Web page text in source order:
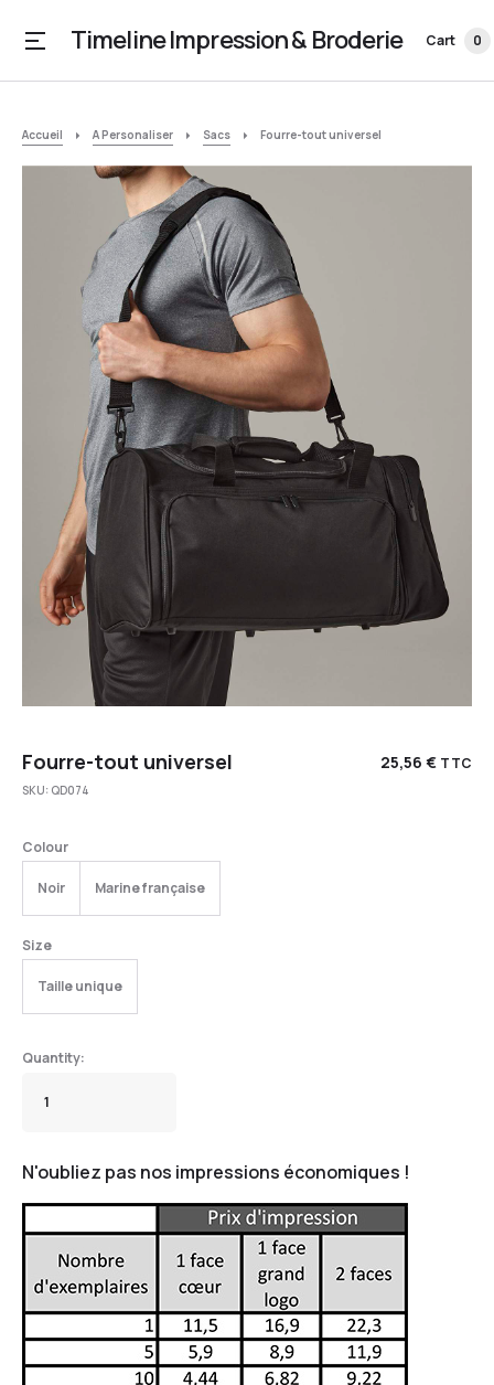
Timeline Impression & Broderie Cart 0
Accueil A Personaliser Sacs Fourre-tout universel
Fourre-tout universel 25,56 € TTC
SKU: QD074
Colour
Noir Marine française
Size
Taille unique
N'oubliez pas nos impressions économiques !